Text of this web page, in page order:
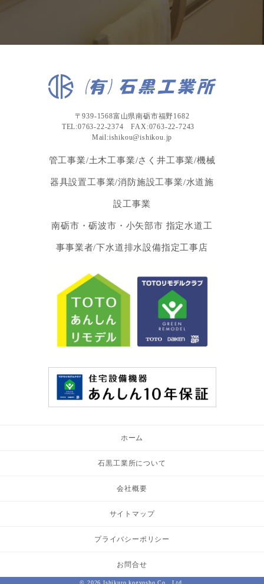
〒939-1568富山県南砺市福野1682
TEL:0763-22-2374 FAX:0763-22-7243
Mail:ishikou@ishikou.jp
管工事業/土木工事業/さく井工事業/機械
器具設置工事業/消防施設工事業/水道施
設工事業
南砺市・砺波市・小矢部市 指定水道工
事事業者/下水道排水設備指定工事店
ホーム
石黒工業所について
会社概要
サイトマップ
プライバシーポリシー
お問合せ
© 2026 Ishikuro kogyosho Co., Ltd.